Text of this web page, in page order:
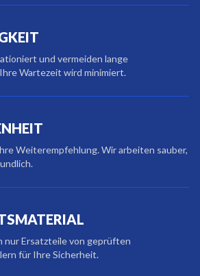
und vermeiden lange
Wartezeit wird minimiert.
Weiterempfehlung. Wir arbeiten sauber,
nur Ersatzteile von geprüften
für Ihre Sicherheit.